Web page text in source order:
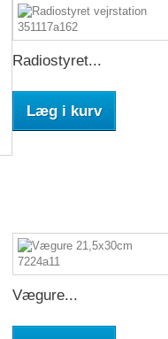
Radiostyret...
Læg i kurv
Vægure...